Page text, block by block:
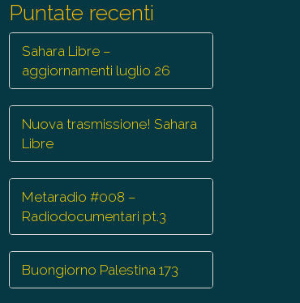
Puntate recenti
Sahara Libre –
aggiornamenti luglio 26
Nuova trasmissione! Sahara
Libre
Metaradio #008 –
Radiodocumentari pt.3
Buongiorno Palestina 173